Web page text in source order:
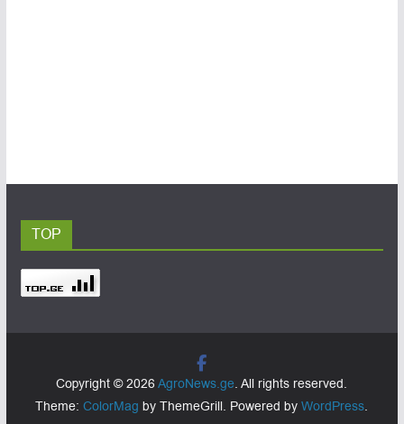
TOP
Copyright © 2026AgroNews.ge. All rights reserved.
Theme:ColorMag by ThemeGrill. Powered byWordPress.